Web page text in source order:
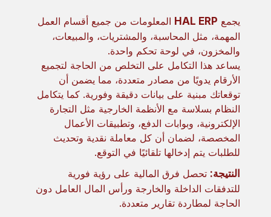
يجمع HAL ERP المعلومات من جميع أقسام العمل
المهمة، مثل المحاسبة، والمشتريات، والمبيعات،
والمخزون، في لوحة تحكم واحدة.
يساعد هذا التكامل على التخلص من الحاجة لتجميع
الأرقام يدويًا من مصادر متعددة، مما يضمن أن
توقعاتك مبنية على بيانات دقيقة وفورية. كما يتكامل
النظام بسلاسة مع الأنظمة الخارجية مثل التجارة
الإلكترونية، وبوابات الدفع، وتطبيقات الأعمال
المخصصة، لضمان أن كل معاملة نقدية وتحديث
للطلبات يتم إدخالها تلقائيًا في التوقع.
النتيجة: تحصل فرق المالية على رؤية فورية
للتدفقات الداخلة والخارجة ورأس المال العامل دون
الحاجة لمطاردة تقارير متعددة.